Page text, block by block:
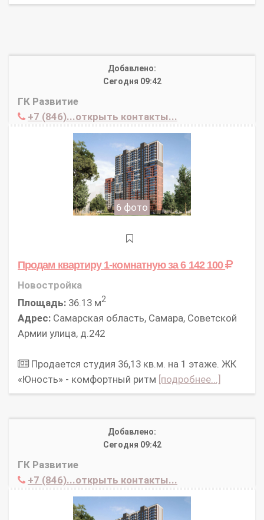
Добавлено:
Сегодня 09:42
ГК Развитие
+7 (846)...открыть контакты...
6 фото
Продам квартиру 1-комнатнуюза 6 142 100
Новостройка
Площадь: 36.13 м2
Адрес: Самарская область, Самара, Советской
Армии улица, д.242
Продается студия 36,13 кв.м. на 1 этаже. ЖК
«Юность» - комфортный ритм [подробнее...]
Добавлено:
Сегодня 09:42
ГК Развитие
+7 (846)...открыть контакты...